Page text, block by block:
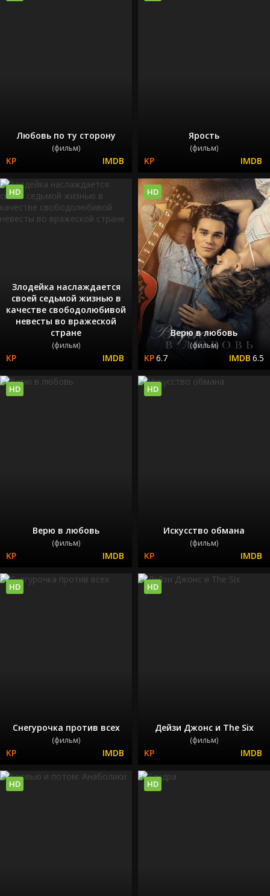
Любовь по ту сторону
(фильм)
Ярость
(фильм)
Злодейка наслаждается
своей седьмой жизнью в
качестве свободолюбивой
невесты во вражеской
стране
(фильм)
HD
Верю в любовь
(фильм)
6.7 6.5
HD
Верю в любовь
(фильм)
HD
Искусство обмана
(фильм)
HD
Снегурочка против всех
(фильм)
HD
Дейзи Джонс и The Six
(фильм)
HD
HD HD